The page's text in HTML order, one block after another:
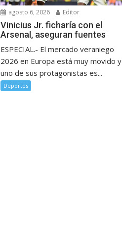
agosto 6, 2026 Editor
Vinicius Jr. ficharía con el
Arsenal, aseguran fuentes
ESPECIAL.- El mercado veraniego
2026 en Europa está muy movido y
uno de sus protagonistas es...
Deportes